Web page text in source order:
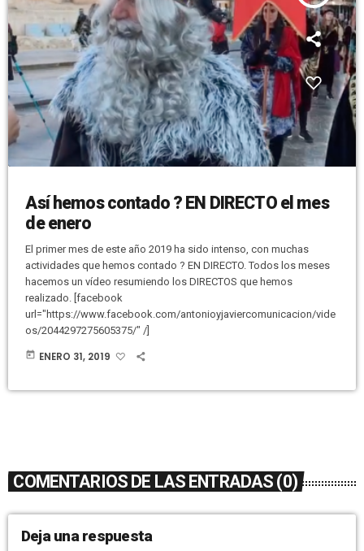
Así hemos contado ? EN DIRECTO el mes
de enero
El primer mes de este año 2019 ha sido intenso, con muchas
actividades que hemos contado ? EN DIRECTO. Todos los meses
hacemos un vídeo resumiendo los DIRECTOS que hemos
realizado. [facebook
url="https://www.facebook.com/antonioyjaviercomunicacion/vide
os/2044297275605375/" /]
today ENERO 31, 2019
COMENTARIOS DE LAS ENTRADAS (0)
Deja una respuesta